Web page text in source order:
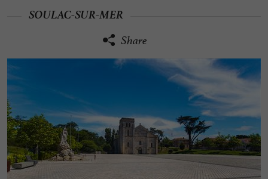
SOULAC-SUR-MER
Share